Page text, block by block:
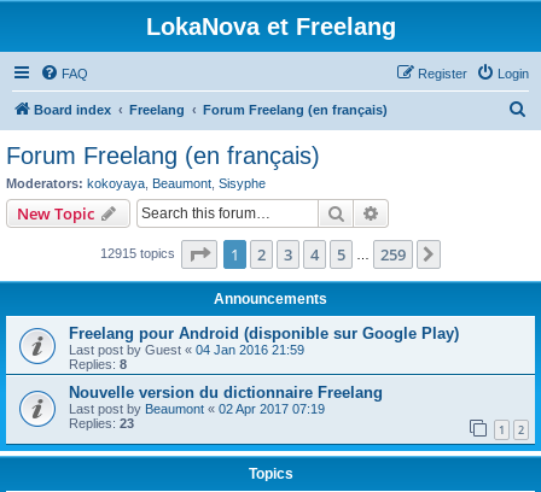
LokaNova et Freelang
FAQ Login
Register
Board index Freelang Forum Freelang (en français)
Forum Freelang (en français)
Moderators: kokoyaya Beaumont Sisyphe
New Topic Search
12915 topics Page 1of 259
1 2 3 4 5 259
Announcements
Freelang pour Android (disponible sur Google Play)
Last post by Guest « 04 Jan 2016 21:59
Replies: 8
Nouvelle version du dictionnaire Freelang
Last post by Beaumont « 02 Apr 2017 07:19
Replies: 23 1 2
Topics